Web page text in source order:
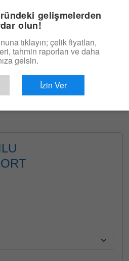
Deneyin
gelişmelerden
olun!
tıklayın; çelik fiyatları,
tahmin raporları ve daha
gelsin.
İzin Ver